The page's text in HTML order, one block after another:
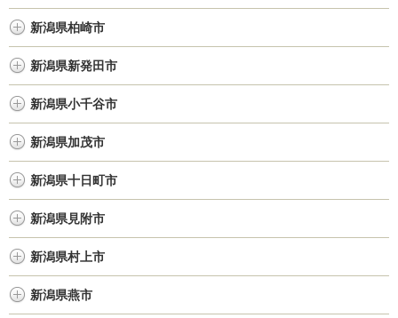
新潟県柏崎市
新潟県新発田市
新潟県小千谷市
新潟県加茂市
新潟県十日町市
新潟県見附市
新潟県村上市
新潟県燕市